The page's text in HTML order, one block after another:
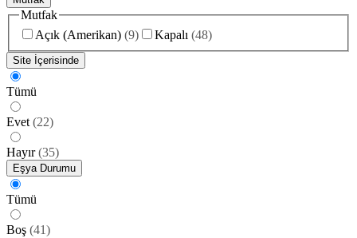
Mutfak
Açık (Amerikan) (9) Kapalı (48)
Site İçerisinde
Tümü
Evet (22)
Hayır (35)
Eşya Durumu
Tümü
Boş (41)